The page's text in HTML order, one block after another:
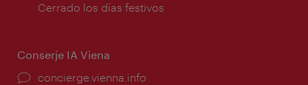
de
Cerrado los días festivos
Conserje IA Viena
concierge.vienna.info